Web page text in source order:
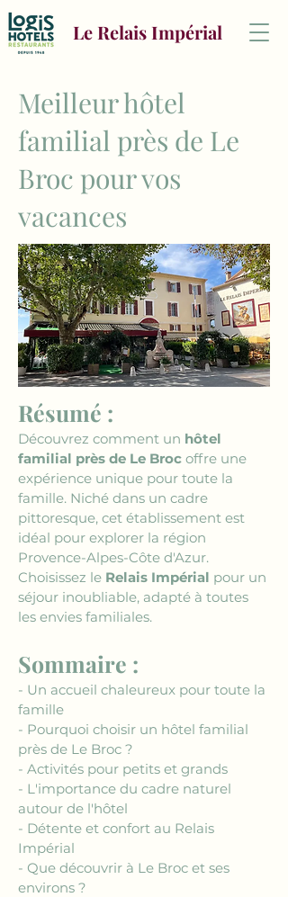
Le Relais Impérial
Meilleur hôtel
familial près de Le
Broc pour vos
vacances
Résumé :
Découvrez comment un hôtel
familial près de Le Broc offre une
expérience unique pour toute la
famille. Niché dans un cadre
pittoresque, cet établissement est
idéal pour explorer la région
Provence-Alpes-Côte d'Azur.
Choisissez le Relais Impérial pour un
séjour inoubliable, adapté à toutes
les envies familiales.
Sommaire :
- Un accueil chaleureux pour toute la
famille
- Pourquoi choisir un hôtel familial
près de Le Broc ?
- Activités pour petits et grands
- L'importance du cadre naturel
autour de l'hôtel
- Détente et confort au Relais
Impérial
- Que découvrir à Le Broc et ses
environs ?